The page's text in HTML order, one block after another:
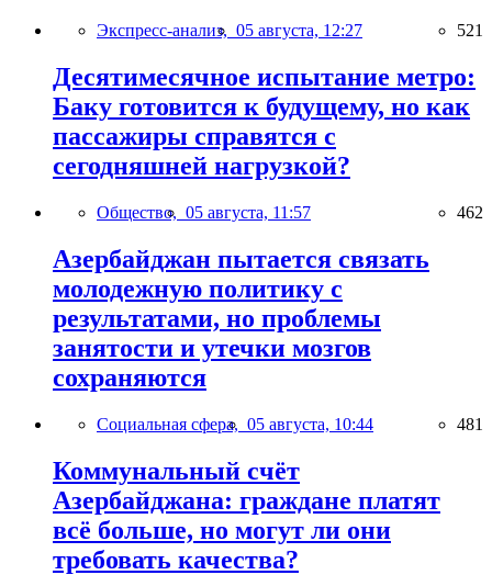
Экспресс-анализ, 05 августа, 12:27 521
Десятимесячное испытание метро:
Баку готовится к будущему, но как
пассажиры справятся с
сегодняшней нагрузкой?
Общество, 05 августа, 11:57 462
Азербайджан пытается связать
молодежную политику с
результатами, но проблемы
занятости и утечки мозгов
сохраняются
Социальная сфера, 05 августа, 10:44 481
Коммунальный счёт
Азербайджана: граждане платят
всё больше, но могут ли они
требовать качества?